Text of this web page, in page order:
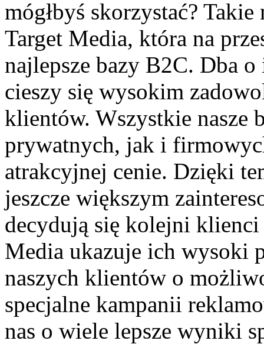
mógłbyś skorzystać?
Target Media, która na
najlepsze bazy B2C. Dba
cieszy się wysokim
klientów. Wszystkie nasze
prywatnych, jak i
atrakcyjnej cenie. Dzięki
jeszcze większym
decydują się kolejni
Media ukazuje ich wysoki
naszych klientów o
specjalne kampanii
nas o wiele lepsze wyniki